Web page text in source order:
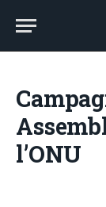
l’ONU